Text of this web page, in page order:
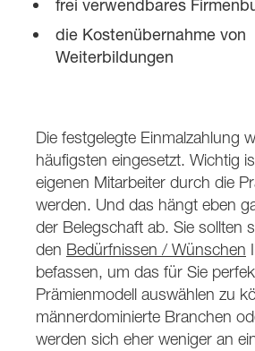
frei verwendbares
die Kostenübernahme von
Weiterbildungen
Die festgelegte Einmalzahlung
häufigsten eingesetzt. Wichtig
eigenen Mitarbeiter durch die
werden. Und das hängt eben
der Belegschaft ab. Sie sollten
den Bedürfnissen / Wünschen
befassen, um das für Sie
Prämienmodell auswählen zu
männerdominierte Branchen
werden sich eher weniger an